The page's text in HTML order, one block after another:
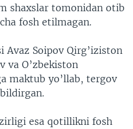
shaxslar tomonidan otib
fosh etilmagan.
Soipov Qirg’iziston
va O’zbekiston
maktub yo’llab, tergov
esa qotillikni fosh